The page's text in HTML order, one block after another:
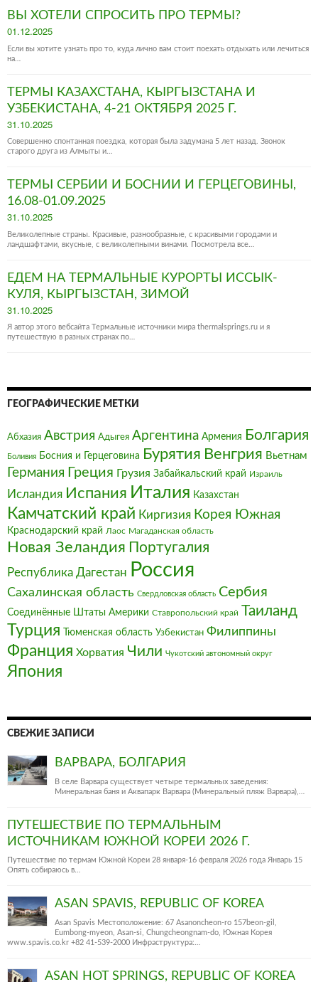
ВЫ ХОТЕЛИ СПРОСИТЬ ПРО ТЕРМЫ?
Posted
on
01.12.2025
Если вы хотите узнать про то, куда лично вам стоит поехать отдыхать или лечиться
на…
ТЕРМЫ КАЗАХСТАНА, КЫРГЫЗСТАНА И
УЗБЕКИСТАНА, 4-21 ОКТЯБРЯ 2025 Г.
Posted
on
31.10.2025
Совершенно спонтанная поездка, которая была задумана 5 лет назад. Звонок
старого друга из Алмыты и…
ТЕРМЫ СЕРБИИ И БОСНИИ И ГЕРЦЕГОВИНЫ,
16.08-01.09.2025
Posted
on
31.10.2025
Великолепные страны. Красивые, разнообразные, с красивыми городами и
ландшафтами, вкусные, с великолепными винами. Посмотрела все…
ЕДЕМ НА ТЕРМАЛЬНЫЕ КУРОРТЫ ИССЫК-
КУЛЯ, КЫРГЫЗСТАН, ЗИМОЙ
Posted
on
31.10.2025
Я автор этого вебсайта Термальные источники мира thermalsprings.ru и я
путешествую в разных странах по…
ГЕОГРАФИЧЕСКИЕ МЕТКИ
Абхазия Австрия‎ Адыгея Аргентина Армения Болгария‎
Боливия Босния и Герцеговина Бурятия Венгрия Вьетнам
Германия Греция Грузия Забайкальский край Израиль
Исландия Испания Италия‎ Казахстан
Камчатский край Киргизия Корея Южная
Краснодарский край Лаос Магаданская область
Новая Зеландия Португалия
Республика Дагестан Россия
Сахалинская область Свердловская область Сербия
Соединённые Штаты Америки Ставропольский край Таиланд
Турция Тюменская область Узбекистан Филиппины
Франция‎ Хорватия Чили Чукотский автономный округ
Япония
СВЕЖИЕ ЗАПИСИ
ВАРВАРА, БОЛГАРИЯ
В селе Варвара существует четыре термальных заведения:
Минеральная баня и Аквапарк Варвара (Минеральный пляж Варвара),…
ПУТЕШЕСТВИЕ ПО ТЕРМАЛЬНЫМ
ИСТОЧНИКАМ ЮЖНОЙ КОРЕИ 2026 Г.
Путешествие по термам Южной Кореи 28 января-16 февраля 2026 года Январь 15
Опять собираюсь в…
ASAN SPAVIS, REPUBLIC OF KOREA
Asan Spavis Местоположение: 67 Asanoncheon-ro 157beon-gil,
Eumbong-myeon, Asan-si, Chungcheongnam-do, Южная Корея
www.spavis.co.kr +82 41-539-2000 Инфраструктура:…
ASAN HOT SPRINGS, REPUBLIC OF KOREA